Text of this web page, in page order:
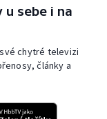
sebe i na
své chytré televizi
články a